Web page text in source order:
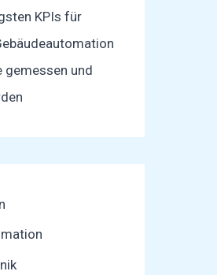
KPIs für
gemessen und